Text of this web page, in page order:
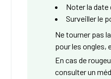
Noter la date
Surveiller le
Ne tourner pas
pour les ongles,
En cas de
consulter un